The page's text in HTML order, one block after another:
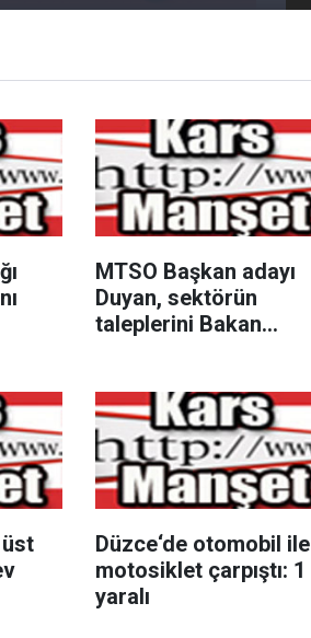
MTSO Başkan adayı
Duyan, sektörün
taleplerini Bakan
üst
Düzce‘de otomobil ile
motosiklet çarpıştı: 1
yaralı